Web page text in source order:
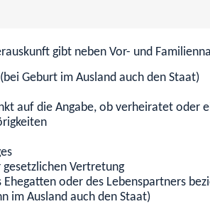
gibt neben Vor- und
Geburt im Ausland auch den Staat)
auf die Angabe, ob verheiratet oder
Vertretung
Ehegatten oder des Lebenspartners
im Ausland auch den Staat)